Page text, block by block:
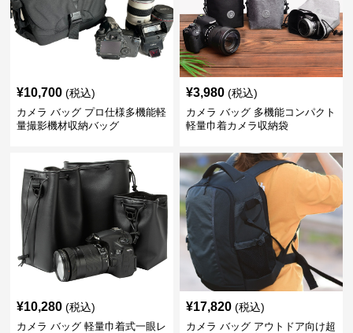
¥10,700 (税込)
カメラ バッグ プロ仕様多機能軽
量撮影機材収納バッグ
¥3,980 (税込)
カメラ バッグ 多機能コンパクト
軽量巾着カメラ収納袋
¥10,280 (税込)
カメラ バッグ 軽量巾着式一眼レ
¥17,820 (税込)
カメラ バッグ アウトドア向け超